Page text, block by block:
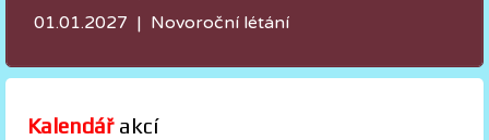
01.01.2027 | Novoroční létání
Kalendář akcí